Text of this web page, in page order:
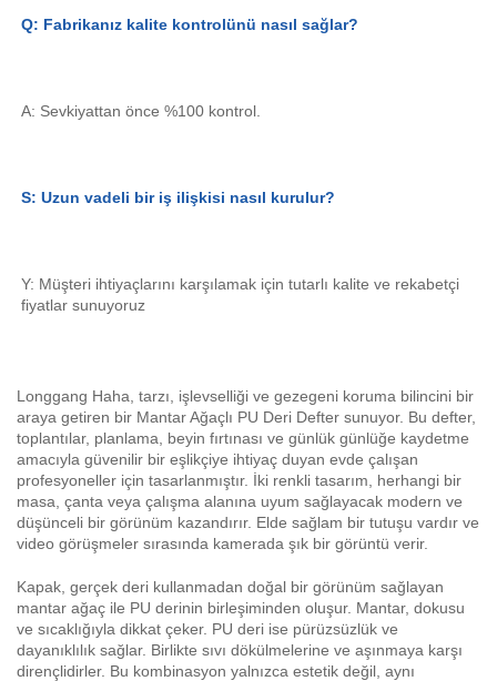
Q: Fabrikanız kalite kontrolünü nasıl sağlar?
A: Sevkiyattan önce %100 kontrol.
S: Uzun vadeli bir iş ilişkisi nasıl kurulur?
Y: Müşteri ihtiyaçlarını karşılamak için tutarlı kalite ve rekabetçi
fiyatlar sunuyoruz
Longgang Haha, tarzı, işlevselliği ve gezegeni koruma bilincini bir
araya getiren bir Mantar Ağaçlı PU Deri Defter sunuyor. Bu defter,
toplantılar, planlama, beyin fırtınası ve günlük günlüğe kaydetme
amacıyla güvenilir bir eşlikçiye ihtiyaç duyan evde çalışan
profesyoneller için tasarlanmıştır. İki renkli tasarım, herhangi bir
masa, çanta veya çalışma alanına uyum sağlayacak modern ve
düşünceli bir görünüm kazandırır. Elde sağlam bir tutuşu vardır ve
video görüşmeler sırasında kamerada şık bir görüntü verir.
Kapak, gerçek deri kullanmadan doğal bir görünüm sağlayan
mantar ağaç ile PU derinin birleşiminden oluşur. Mantar, dokusu
ve sıcaklığıyla dikkat çeker. PU deri ise pürüzsüzlük ve
dayanıklılık sağlar. Birlikte sıvı dökülmelerine ve aşınmaya karşı
dirençlidirler. Bu kombinasyon yalnızca estetik değil, aynı